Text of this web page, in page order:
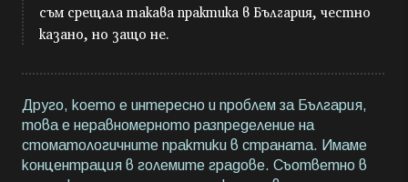
съм срещала такава практика в България, честно
казано, но защо не.
Друго, което е интересно и проблем за България,
това е неравномерното разпределение на
стоматологичните практики в страната. Имаме
концентрация в големите градове. Съответно в